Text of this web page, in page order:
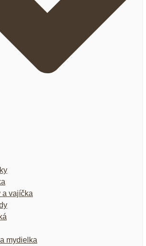
a vajíčka
mydielka